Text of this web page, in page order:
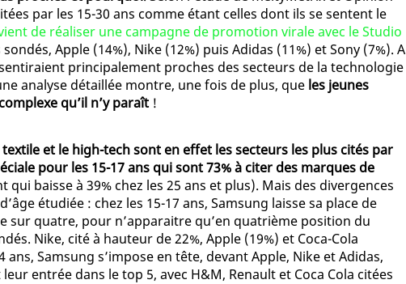
par les 15-30 ans comme étant celles dont ils se sentent le
de réaliser une campagne de promotion virale avec le Studio
Apple (14%), Nike (12%) puis Adidas (11%) et Sony (7%). A
principalement proches des secteurs de la technologie
analyse détaillée montre, une fois de plus, que les jeunes
qu’il n’y paraît !
textile et le high-tech sont en effet les secteurs les plus cités par
pour les 15-17 ans qui sont 73% à citer des marques de
baisse à 39% chez les 25 ans et plus). Mais des divergences
étudiée : chez les 15-17 ans, Samsung laisse sa place de
sur quatre, pour n’apparaitre qu’en quatrième position du
Nike, cité à hauteur de 22%, Apple (19%) et Coca-Cola
Samsung s’impose en tête, devant Apple, Nike et Adidas,
entrée dans le top 5, avec H&M, Renault et Coca Cola citées